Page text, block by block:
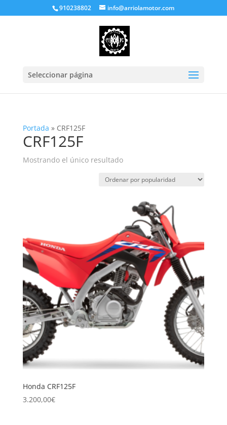
910238802 info@arriolamotor.com
Seleccionar página
Portada » CRF125F
CRF125F
Mostrando el único resultado
Honda CRF125F
3.200,00€